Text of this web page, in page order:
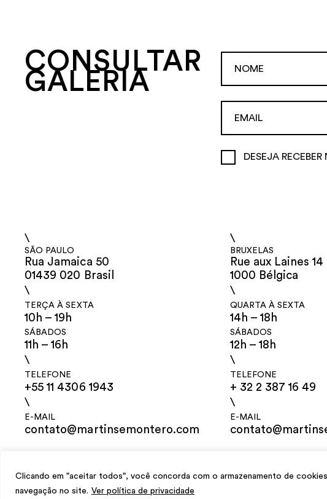
Clicando em "aceitar todos", você concorda com o armazenamento de
navegação no site. Ver política de privacidade
CONSULTAR
GALERIA
DESEJA
\
SÃO PAULO
Rua Jamaica 50
01439 020 Brasil
\
TERÇA À SEXTA
10h – 19h
SÁBADOS
11h – 16h
\
TELEFONE
+55 11 4306 1943
\
E-MAIL
contato@martinsemontero.com
\
BRUXELAS
Rue aux Laines 14
1000 Bélgica
\
QUARTA À SEXTA
14h – 18h
SÁBADOS
12h – 18h
\
TELEFONE
+ 32 2 387 16 49
\
E-MAIL